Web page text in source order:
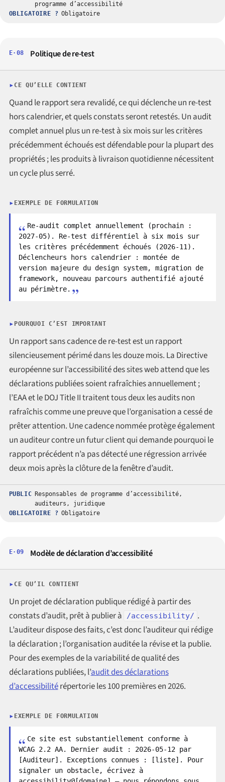
programme d’accessibilité
OBLIGATOIRE ? Obligatoire
E·08 Politique de re-test
CE QU’ELLE CONTIENT
Quand le rapport sera revalidé, ce qui déclenche un re-test
hors calendrier, et quels constats seront retestés. Un audit
complet annuel plus un re-test à six mois sur les critères
précédemment échoués est défendable pour la plupart des
propriétés ; les produits à livraison quotidienne nécessitent
un cycle plus serré.
EXEMPLE DE FORMULATION
Re-audit complet annuellement (prochain :
2027-05). Re-test différentiel à six mois sur
les critères précédemment échoués (2026-11).
Déclencheurs hors calendrier : montée de
version majeure du design system, migration de
framework, nouveau parcours authentifié ajouté
au périmètre.
POURQUOI C’EST IMPORTANT
Un rapport sans cadence de re-test est un rapport
silencieusement périmé dans les douze mois. La Directive
européenne sur l’accessibilité des sites web attend que les
déclarations publiées soient rafraîchies annuellement ;
l’EAA et le DOJ Title II traitent tous deux les audits non
rafraîchis comme une preuve que l’organisation a cessé de
prêter attention. Une cadence nommée protège également
un auditeur contre un futur client qui demande pourquoi le
rapport précédent n’a pas détecté une régression arrivée
deux mois après la clôture de la fenêtre d’audit.
PUBLIC Responsables de programme d’accessibilité,
auditeurs, juridique
OBLIGATOIRE ? Obligatoire
E·09 Modèle de déclaration d’accessibilité
CE QU’IL CONTIENT
Un projet de déclaration publique rédigé à partir des
constats d’audit, prêt à publier à
/accessibility/ .
L’auditeur dispose des faits, c’est donc l’auditeur qui rédige
la déclaration ; l’organisation auditée la révise et la publie.
Pour des exemples de la variabilité de qualité des
déclarations publiées, l’audit des déclarations
d’accessibilitérépertorie les 100 premières en 2026.
EXEMPLE DE FORMULATION
Ce site est substantiellement conforme à
WCAG 2.2 AA. Dernier audit : 2026-05-12 par
[Auditeur]. Exceptions connues : [liste]. Pour
signaler un obstacle, écrivez à